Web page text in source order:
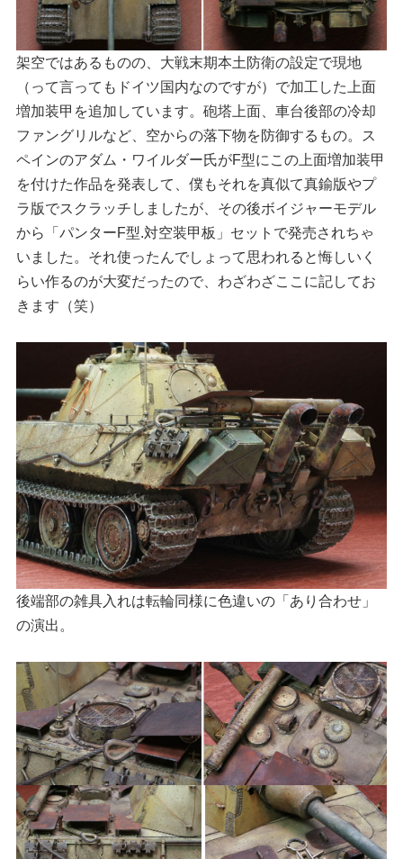
架空ではあるものの、大戦末期本土防衛の設定で現地
（って言ってもドイツ国内なのですが）で加工した上面
増加装甲を追加しています。砲塔上面、車台後部の冷却
ファングリルなど、空からの落下物を防御するもの。ス
ペインのアダム・ワイルダー氏がF型にこの上面増加装甲
を付けた作品を発表して、僕もそれを真似て真鍮版やプ
ラ版でスクラッチしましたが、その後ボイジャーモデル
から「パンターF型.対空装甲板」セットで発売されちゃ
いました。それ使ったんでしょって思われると悔しいく
らい作るのが大変だったので、わざわざここに記してお
きます（笑）
後端部の雑具入れは転輪同様に色違いの「あり合わせ」
の演出。